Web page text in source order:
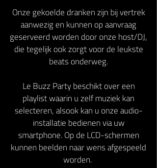
Onze gekoelde dranken zijn bij vertrek
aanwezig en kunnen op aanvraag
geserveerd worden door onze host/DJ,
die tegelijk ook zorgt voor de leukste
beats onderweg.
Le Buzz Party beschikt over een
playlist waarin u zelf muziek kan
selecteren, alsook kan u onze audio-
installatie bedienen via uw
smartphone. Op de LCD-schermen
kunnen beelden naar wens afgespeeld
worden.